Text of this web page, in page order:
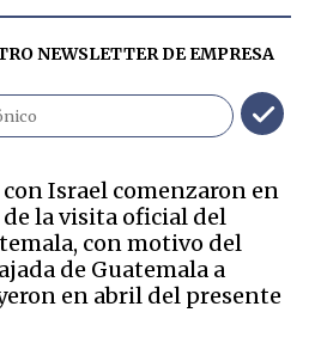
NEWSLETTER DEEMPRESA
Israel comenzaron en
la visita oficial del
con motivo del
de Guatemala a
en abril del presente